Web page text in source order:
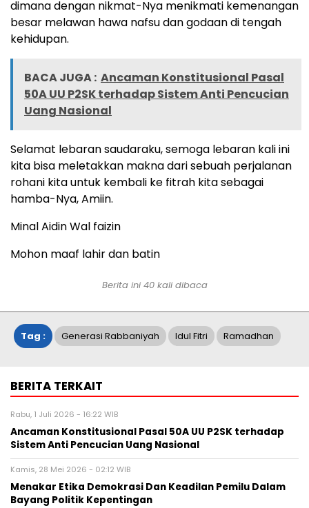
dimana dengan nikmat-Nya menikmati kemenangan
besar melawan hawa nafsu dan godaan di tengah
kehidupan.
BACA JUGA : Ancaman Konstitusional Pasal
50A UU P2SK terhadap Sistem Anti Pencucian
Uang Nasional
Selamat lebaran saudaraku, semoga lebaran kali ini
kita bisa meletakkan makna dari sebuah perjalanan
rohani kita untuk kembali ke fitrah kita sebagai
hamba-Nya, Amiin.
Minal Aidin Wal faizin
Mohon maaf lahir dan batin
Berita ini 40kali dibaca
Tag : Generasi Rabbaniyah Idul Fitri Ramadhan
BERITA TERKAIT
Rabu, 1 Juli 2026 - 16:22 WIB
Ancaman Konstitusional Pasal 50A UU P2SK terhadap
Sistem Anti Pencucian Uang Nasional
Kamis, 28 Mei 2026 - 02:12 WIB
Menakar Etika Demokrasi Dan Keadilan Pemilu Dalam
Bayang Politik Kepentingan